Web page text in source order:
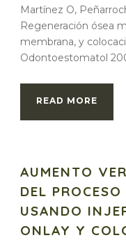
Martínez O,
Regeneración ósea
membrana, y
Odontoestomatol
READ MORE
AUMENTO
DEL
USANDO
ONLAY Y